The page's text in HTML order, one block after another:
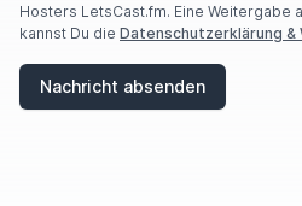
Hosters LetsCast.fm. Eine Weitergabe
kannst Du die Datenschutzerklärung
Nachricht absenden